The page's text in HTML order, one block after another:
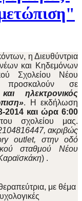
η Διευθύντρια
και Κηδεμόνων
Σχολείου Νέου
σε
ηλεκτρονικός
. Η εκδήλωση
2014 και ώρα 6:00
σχολείου μας.
ακριβώς
outlet, στην οδό
σταθμού Νέου
) .
με θέμα